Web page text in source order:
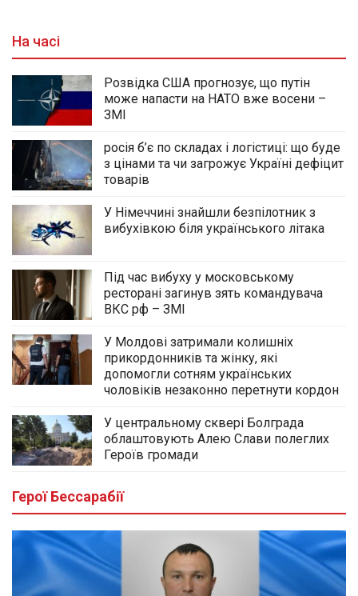
На часі
Розвідка США прогнозує, що путін
може напасти на НАТО вже восени –
ЗМІ
росія б’є по складах і логістиці: що буде
з цінами та чи загрожує Україні дефіцит
товарів
У Німеччині знайшли безпілотник з
вибухівкою біля українського літака
Під час вибуху у московському
ресторані загинув зять командувача
ВКС рф – ЗМІ
У Молдові затримали колишніх
прикордонників та жінку, які
допомогли сотням українських
чоловіків незаконно перетнути кордон
У центральному сквері Болграда
облаштовують Алею Слави полеглих
Героїв громади
Герої Бессарабії